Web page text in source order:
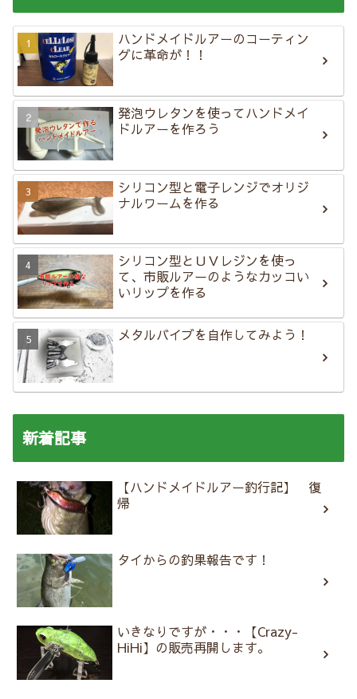
ハンドメイドルアーのコーティン
グに革命が！！
発泡ウレタンを使ってハンドメイ
ドルアーを作ろう
シリコン型と電子レンジでオリジ
ナルワームを作る
シリコン型とＵＶレジンを使っ
て、市販ルアーのようなカッコい
いリップを作る
メタルバイブを自作してみよう！
新着記事
【ハンドメイドルアー釣行記】 復
帰
タイからの釣果報告です！
いきなりですが・・・【Crazy-
HiHi】の販売再開します。